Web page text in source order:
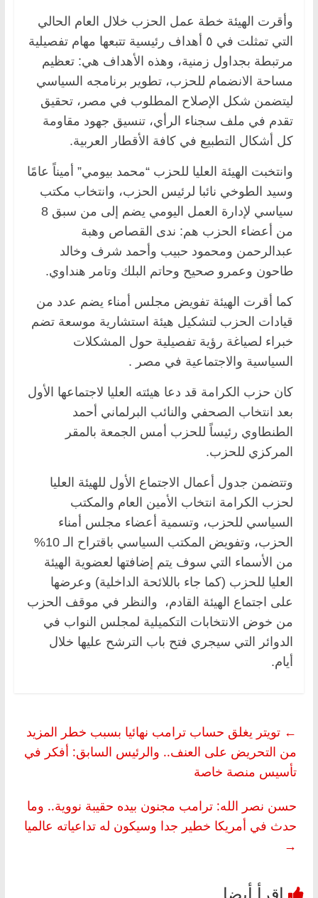
وأقرت الهيئة خطة عمل الحزب خلال العام الحالي
التي تمثلت في ٥ أهداف رئيسية تتبعها مهام تفصيلية
مرتبطة بجداول زمنية، وهذه الأهداف هي: تعظيم
مساحة الانضمام للحزب، تطوير برنامجه السياسي
ليتضمن شكل الإصلاح المطلوب في مصر، تحقيق
تقدم في ملف سجناء الرأي، تنسيق جهود مقاومة
كل أشكال التطبيع في كافة الأقطار العربية.
وانتخبت الهيئة العليا للحزب “محمد بيومي” أميناً عامًا
وسيد الطوخي نائبا لرئيس الحزب، وانتخاب مكتب
سياسي لإدارة العمل اليومي يضم إلى من سبق 8
من أعضاء الحزب هم: ندى القصاص وهبة
عبدالرحمن ومحمود حبيب وأحمد شرف وخالد
طاحون وعمرو صحيح وحاتم البلك وتامر هنداوي.
كما أقرت الهيئة تفويض مجلس أمناء يضم عدد من
قيادات الحزب لتشكيل هيئة استشارية موسعة تضم
خبراء لصياغة رؤية تفصيلية حول المشكلات
السياسية والاجتماعية في مصر .
كان حزب الكرامة قد دعا هيئته العليا لاجتماعها الأول
بعد انتخاب الصحفي والنائب البرلماني أحمد
الطنطاوي رئيساً للحزب أمس الجمعة بالمقر
المركزي للحزب.
وتتضمن جدول أعمال الاجتماع الأول للهيئة العليا
لحزب الكرامة انتخاب الأمين العام والمكتب
السياسي للحزب، وتسمية أعضاء مجلس أمناء
الحزب، وتفويض المكتب السياسي باقتراح الـ 10%
من الأسماء التي سوف يتم إضافتها لعضوية الهيئة
العليا للحزب (كما جاء باللائحة الداخلية) وعرضها
على اجتماع الهيئة القادم، والنظر في موقف الحزب
من خوض الانتخابات التكميلية لمجلس النواب في
الدوائر التي سيجري فتح باب الترشح عليها خلال
أيام.
← تويتر يغلق حساب ترامب نهائيا بسبب خطر المزيد
من التحريض على العنف.. والرئيس السابق: أفكر في
تأسيس منصة خاصة
حسن نصر الله: ترامب مجنون بيده حقيبة نووية.. وما
حدث في أمريكا خطير جدا وسيكون له تداعياته عالميا
→